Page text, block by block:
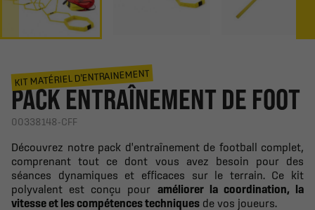
KIT MATÉRIEL D'ENTRAINEMENT
PACK ENTRAÎNEMENT DE FOOT
00338148-CFF
Découvrez notre pack d'entraînement de football complet,
comprenant tout ce dont vous avez besoin pour des
séances dynamiques et efficaces sur le terrain. Ce kit
polyvalent est conçu pour améliorer la coordination, la
vitesse et les compétences techniques de vos joueurs.